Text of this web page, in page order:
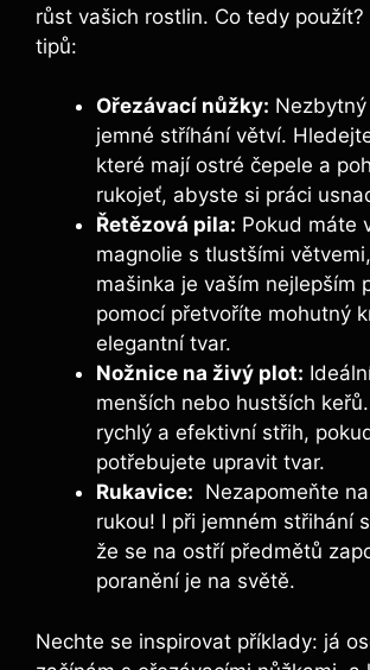
růst vašich rostlin. Co ⁢tedy
⁤tipů:
Ořezávací⁣ nůžky:
jemné ‌stříhání větví.
které mají ostré čepele‌ a
rukojeť, abyste ​si práci
Řetězová pila: Pokud ​máte
magnolie s tlustšími
mašinka je vaším nejlepším
pomocí přetvoříte mohutný⁢
elegantní tvar.
Nožnice‍ na živý ⁣plot:
menších nebo hustších
‍rychlý a ‌efektivní střih,
potřebujete ‌upravit ‍tvar.
Rukavice:
Nezapomeňte⁢
rukou! I při jemném střihání⁤
že se ‍na ostří předmětů
poranění je na světě.
Nechte⁤ se inspirovat⁣ příklady: já